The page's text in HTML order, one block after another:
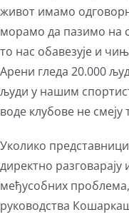
живот имамо
морамо да пазимо на
то нас обавезује и
Арени гледа 20.000
људи у нашим
воде клубове не
Уколико
директно
међусобних
руководства